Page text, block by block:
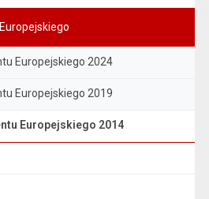
Europejskiego 2024
Europejskiego 2019
Europejskiego 2014